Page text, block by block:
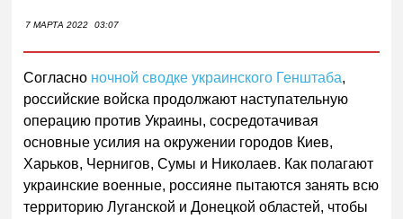
7 МАРТА 2022 03:07
Согласно ночной сводке украинского Генштаба,
российские войска продолжают наступательную
операцию против Украины, сосредотачивая
основные усилия на окружении городов Киев,
Харьков, Чернигов, Сумы и Николаев. Как полагают
украинские военные, россияне пытаются занять всю
территорию Луганской и Донецкой областей, чтобы